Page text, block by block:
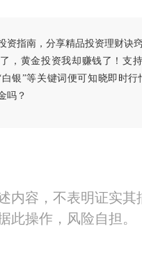
资指南，分享精品投资理财诀
，黄金投资我却赚钱了！支
白银”等关键词便可知晓即时
吗？
内容，不表明证实
此操作，风险自担。